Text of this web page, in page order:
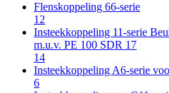
Flenskoppeling 66-serie
12
Insteekkoppeling 11-serie
m.u.v. PE 100 SDR 17
14
Insteekkoppeling A6-serie
6